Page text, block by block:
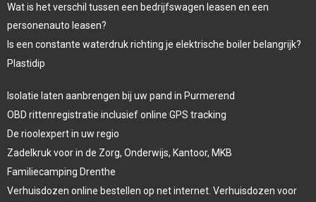
Wat is het verschil tussen een bedrijfswagen leasen en een
personenauto leasen?
Is een constante waterdruk richting je elektrische boiler belangrijk?
Plastidip
Isolatie laten aanbrengen bij uw pand in Purmerend
OBD rittenregistratie inclusief online GPS tracking
De rioolexpert in uw regio
Zadelkruk voor in de Zorg, Onderwijs, Kantoor, MKB
Familiecamping Drenthe
Verhuisdozen online bestellen op net internet. Verhuisdozen voor